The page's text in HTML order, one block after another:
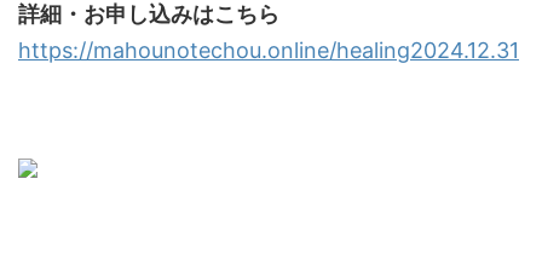
詳細・お申し込みはこちら
https://mahounotechou.online/healing2024.12.31